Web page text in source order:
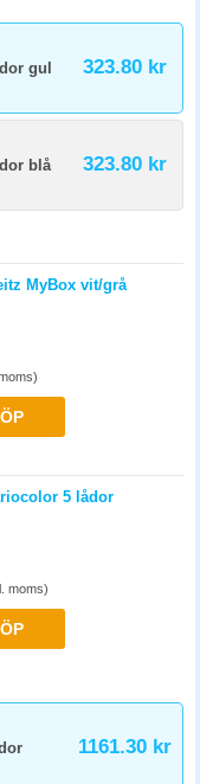
gul 323.80 kr
blå 323.80 kr
MyBox vit/grå
5 lådor
moms)
1161.30 kr